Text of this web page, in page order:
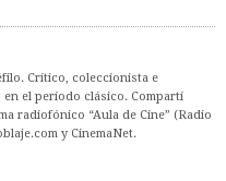
Crítico, coleccionista e
el período clásico. Compartí
radiofónico “Aula de Cine” (Radio
y CinemaNet.